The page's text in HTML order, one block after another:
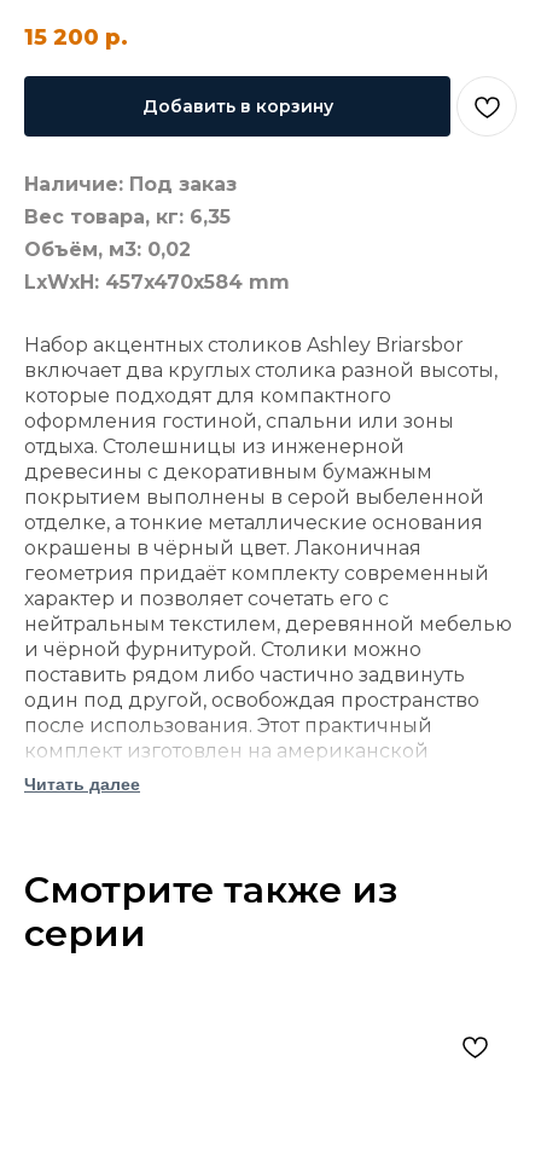
15 200 р.
Добавить в корзину
Наличие: Под заказ
Вес товара, кг: 6,35
Объём, м3: 0,02
LxWxH: 457x470x584 mm
Набор акцентных столиков Ashley Briarsbor
включает два круглых столика разной высоты,
которые подходят для компактного
оформления гостиной, спальни или зоны
отдыха. Столешницы из инженерной
древесины с декоративным бумажным
покрытием выполнены в серой выбеленной
отделке, а тонкие металлические основания
окрашены в чёрный цвет. Лаконичная
геометрия придаёт комплекту современный
характер и позволяет сочетать его с
нейтральным текстилем, деревянной мебелью
и чёрной фурнитурой. Столики можно
поставить рядом либо частично задвинуть
один под другой, освобождая пространство
после использования. Этот практичный
комплект изготовлен на американской
фабрике Ashley Furniture.
древесины с декоративным бумажным
покрытием;
серая выбеленная отделка подчёркивает
Читать далее
Смотрите также из
серии